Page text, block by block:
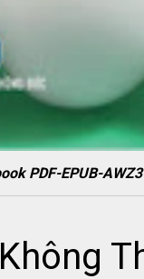
PDF-EPUB-